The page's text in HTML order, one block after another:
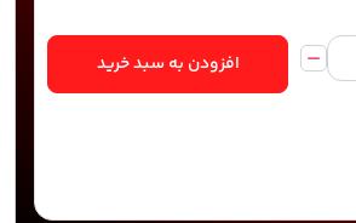
افزودن به سبد خرید